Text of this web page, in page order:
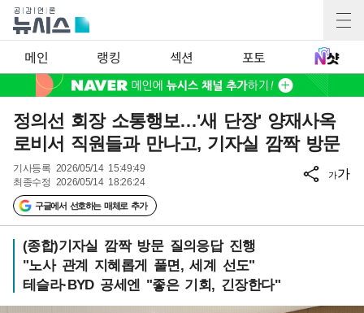
메인 랭킹 섹션 포토
정의선 회장 소통행보…'새 단장' 양재사옥
로비서 직원들과 만나고, 기자실 깜짝 방문
기사등록 2026/05/14 15:49:49
최종수정 2026/05/14 18:26:24
구글에서 선호하는 매체로 추가
가가
(종합)기자실 깜짝 방문 질의응답 진행
"노사 관계 지혜롭게 풀면, 세계 선도"
테슬라·BYD 공세엔 "좋은 기회, 긴장한다"